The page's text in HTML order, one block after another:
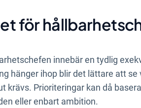
för
innebär en tydlig
hänger ihop blir det lättare att
krävs. Prioriteringar kan då
eller enbart ambition.